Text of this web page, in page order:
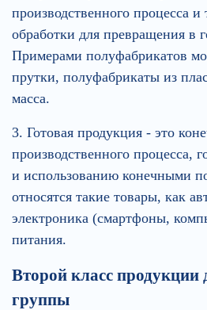
производственного процесса
обработки для превращения в
Примерами полуфабрикатов
прутки, полуфабрикаты из
масса.
3. Готовая продукция - это
производственного процесса,
и использованию конечными
относятся такие товары, как
электроника (смартфоны,
питания.
Второй класс продукции
группы